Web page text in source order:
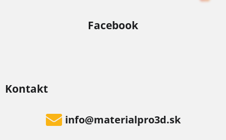
Kontakt
info@materialpro3d.sk
Facebook